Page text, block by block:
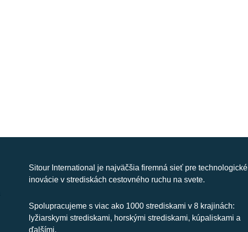
Sitour International je najväčšia firemná sieť pre technologické
inovácie v strediskách cestovného ruchu na svete.
Spolupracujeme s viac ako 1000 strediskami v 8 krajinách:
lyžiarskymi strediskami, horskými strediskami, kúpaliskami a
ďalšími.